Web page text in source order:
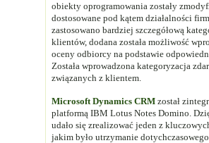
obiekty oprogramowania zostały
dostosowane pod kątem działalności
zastosowano bardziej szczegółową
klientów, dodana została możliwość
oceny odbiorcy na podstawie
Została wprowadzona kategoryzacja
związanych z klientem.
Microsoft Dynamics CRM został
platformą IBM Lotus Notes Domino.
udało się zrealizować jeden z
jakim było utrzymanie